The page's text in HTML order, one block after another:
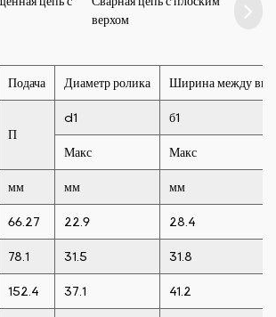
верхом
Подача Диаметр ролика Ширина между
П
d1 б1
Макс Макс
мм мм мм
66.27 22.9 28.4
78.1 31.5 31.8
152.4 37.1 41.2